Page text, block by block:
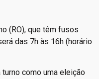
(RO), que têm fusos
das 7h às 16h (horário
como uma eleição